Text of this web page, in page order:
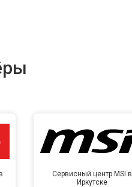
Сервисный центр MSI в
Иркутске